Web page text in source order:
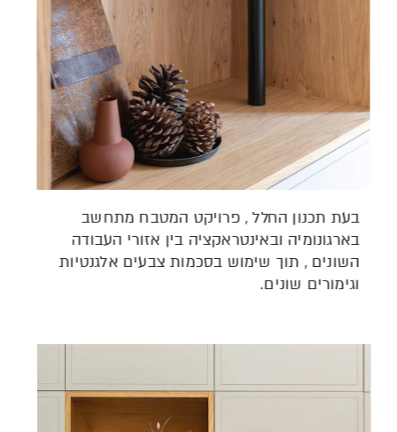
בעת תכנון החלל , פרויקט המטבח מתחשב
בארגונומיה ובאינטראקציה בין אזורי העבודה
השונים , תוך שימוש בסכמות צבעים אלגנטיות
וגימורים שונים.